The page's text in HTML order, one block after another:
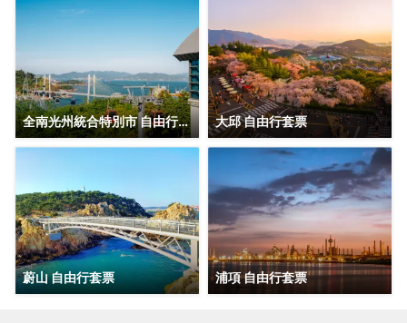
全南光州統合特別市 自由行套票 大邱 自由行套票
蔚山 自由行套票 浦項 自由行套票